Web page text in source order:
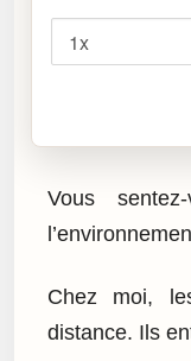
Vous
Chez moi,
distance. Ils